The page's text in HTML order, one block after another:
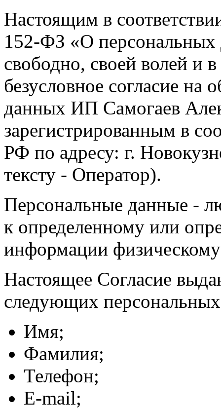
Настоящим в
152-ФЗ «О персональных
свободно, своей волей и
безусловное согласие на
данных ИП Самогаев
зарегистрированным в
РФ по адресу: г.
тексту - Оператор).
Персональные данные -
к определенному или
информации
Настоящее Согласие
следующих
Имя;
Фамилия;
Телефон;
E-mail;